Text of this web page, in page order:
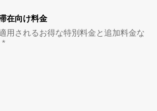
在向け料金
用されるお得な特別料金と追加料金な
*